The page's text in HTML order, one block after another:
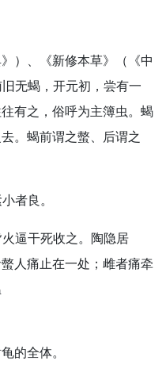
）、《新修本草》（《中
无蝎，开元初，尝有一
有之，俗呼为主簿虫。蝎
。蝎前谓之螫、后谓之
者良。
逼干死收之。陶隐居
人痛止在一处；雌者痛牵
的全体。